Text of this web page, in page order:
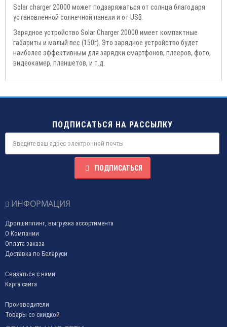
Solar charger 20000 может подзаряжаться от солнца благодаря
установленной солнечной панели и от USB.
Зарядное устройство Solar Charger 20000 имеет компактные
габариты и малый вес (150г). Это зарядное устройство будет
наиболее эффективным для зарядки смартфонов, плееров, фото,
видеокамер, планшетов, и т.д.
ПОДПИСАТЬСЯ НА РАССЫЛКУ
ПОДПИСАТЬСЯ
ИНФОРМАЦИЯ
Дропшиппинг, выгрузка ассортимента
О Компании
Оплата заказа
Доставка по Беларуси
Связаться с нами
Карта сайта
Производители
Товары со скидкой